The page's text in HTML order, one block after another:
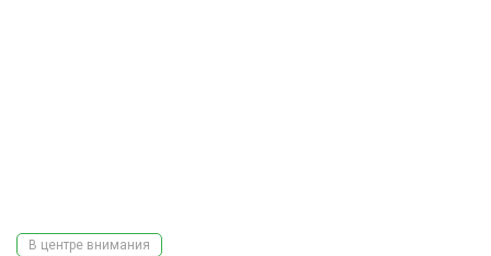
В центре внимания